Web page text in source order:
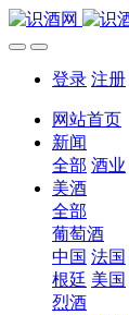
登录 注册
网站首页
新闻
全部 酒业
美酒
全部
葡萄酒
中国 法国
根廷 美国
烈酒